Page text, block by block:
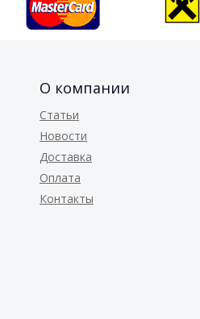
О компании
Статьи
Новости
Доставка
Оплата
Контакты